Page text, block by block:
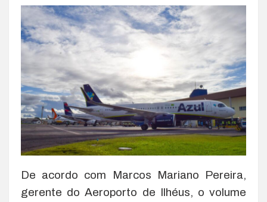
De acordo com Marcos Mariano Pereira,
gerente do Aeroporto de Ilhéus, o volume